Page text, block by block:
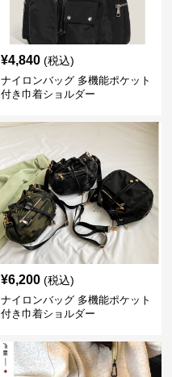
¥4,840 (税込)
ナイロンバッグ 多機能ポケット
付き巾着ショルダー
¥6,200 (税込)
ナイロンバッグ 多機能ポケット
付き巾着ショルダー